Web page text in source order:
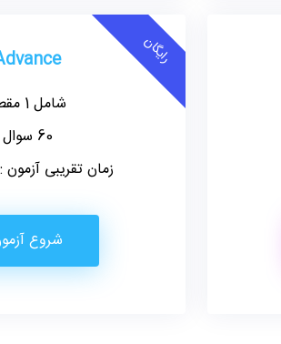
رایگان
شامل 1 مقطع
60 سوال
زمان تقریبی آزمون : 30 دقیقه
شروع